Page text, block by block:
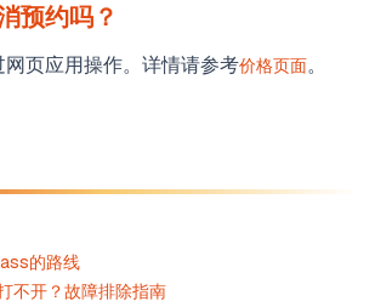
预约吗？
页应用操作。详情请参考价格页面。
的路线
不开？故障排除指南